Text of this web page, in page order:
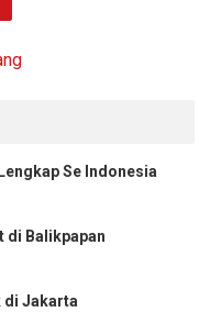
Se Indonesia
di Balikpapan
di Jakarta